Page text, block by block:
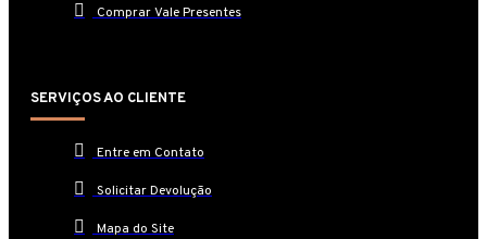
Comprar Vale Presentes
SERVIÇOS AO CLIENTE
Entre em Contato
Solicitar Devolução
Mapa do Site